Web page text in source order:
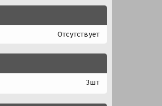
Отсутствует
3шт